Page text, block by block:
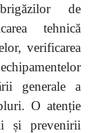
de
tehnică
verificarea
generale a
O atenție
și prevenirii